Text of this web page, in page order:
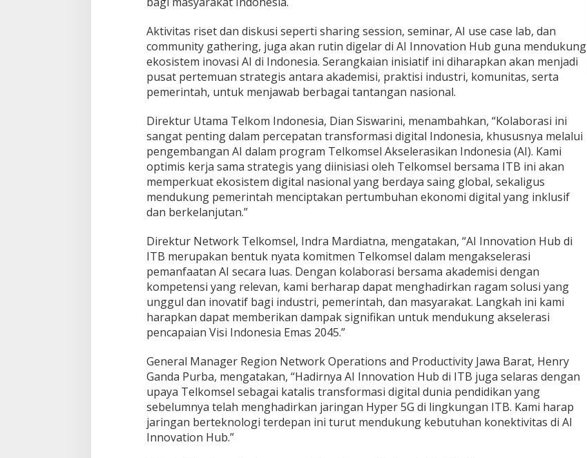
a
s
i
o
n
a
Aktivitas riset dan diskusi seperti sharing session, seminar, AI use case lab, dan
community gathering, juga akan rutin digelar di AI Innovation Hub guna mendukung
ekosistem inovasi AI di Indonesia. Serangkaian inisiatif ini diharapkan akan menjadi
pusat pertemuan strategis antara akademisi, praktisi industri, komunitas, serta
pemerintah, untuk menjawab berbagai tantangan nasional.
Direktur Utama Telkom Indonesia, Dian Siswarini, menambahkan, “Kolaborasi ini
sangat penting dalam percepatan transformasi digital Indonesia, khususnya melalui
pengembangan AI dalam program Telkomsel Akselerasikan Indonesia (AI). Kami
optimis kerja sama strategis yang diinisiasi oleh Telkomsel bersama ITB ini akan
memperkuat ekosistem digital nasional yang berdaya saing global, sekaligus
mendukung pemerintah menciptakan pertumbuhan ekonomi digital yang inklusif
dan berkelanjutan.”
Direktur Network Telkomsel, Indra Mardiatna, mengatakan, “AI Innovation Hub di
ITB merupakan bentuk nyata komitmen Telkomsel dalam mengakselerasi
pemanfaatan AI secara luas. Dengan kolaborasi bersama akademisi dengan
kompetensi yang relevan, kami berharap dapat menghadirkan ragam solusi yang
unggul dan inovatif bagi industri, pemerintah, dan masyarakat. Langkah ini kami
harapkan dapat memberikan dampak signifikan untuk mendukung akselerasi
pencapaian Visi Indonesia Emas 2045.”
General Manager Region Network Operations and Productivity Jawa Barat, Henry
Ganda Purba, mengatakan, “Hadirnya AI Innovation Hub di ITB juga selaras dengan
upaya Telkomsel sebagai katalis transformasi digital dunia pendidikan yang
sebelumnya telah menghadirkan jaringan Hyper 5G di lingkungan ITB. Kami harap
jaringan berteknologi terdepan ini turut mendukung kebutuhan konektivitas di AI
Innovation Hub.”